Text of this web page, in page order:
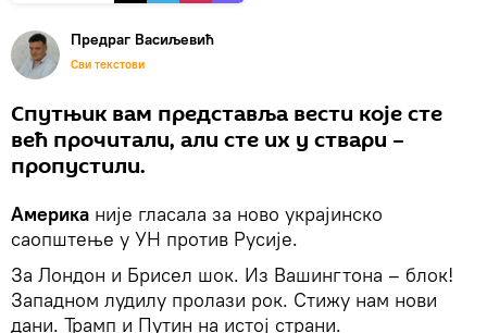
Предраг Васиљевић
Сви текстови
Спутњик вам представља вести које сте
већ прочитали, али сте их у ствари –
пропустили.
Америка није гласала за ново украјинско
саопштење у УН против Русије.
За Лондон и Брисел шок. Из Вашингтона – блок!
Западном лудилу пролази рок. Стижу нам нови
дани. Трамп и Путин на истој страни.